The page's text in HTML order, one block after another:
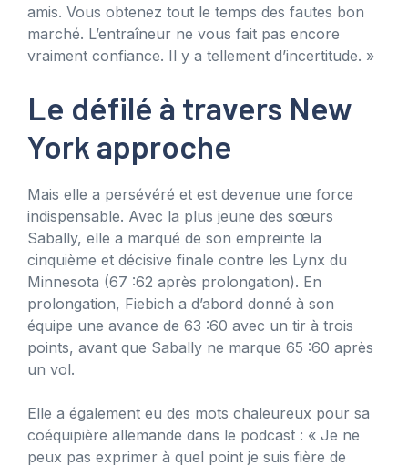
amis. Vous obtenez tout le temps des fautes bon
marché. L’entraîneur ne vous fait pas encore
vraiment confiance. Il y a tellement d’incertitude. »
Le défilé à travers New
York approche
Mais elle a persévéré et est devenue une force
indispensable. Avec la plus jeune des sœurs
Sabally, elle a marqué de son empreinte la
cinquième et décisive finale contre les Lynx du
Minnesota (67 :62 après prolongation). En
prolongation, Fiebich a d’abord donné à son
équipe une avance de 63 :60 avec un tir à trois
points, avant que Sabally ne marque 65 :60 après
un vol.
Elle a également eu des mots chaleureux pour sa
coéquipière allemande dans le podcast : « Je ne
peux pas exprimer à quel point je suis fière de